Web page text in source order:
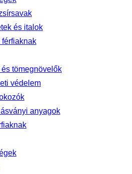
és italok
férfiaknak
tömegnövelők
védelem
anyagok